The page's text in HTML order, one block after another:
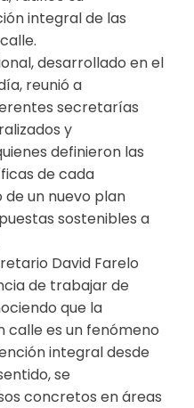
integral de las
desarrollado en el
reunió a
secretarías
y
definieron las
de cada
un nuevo plan
sostenibles a
David Farelo
de trabajar de
que la
calle es un fenómeno
integral desde
se
concretos en áreas